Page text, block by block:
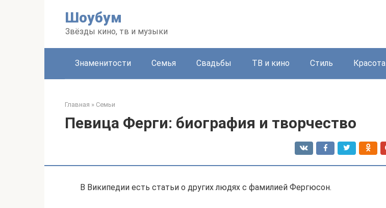
Шоубум
Звёзды кино, тв и музыки
Знаменитости Семья Свадьбы ТВ и кино Стиль Красота
Главная » Семьи
Певица Ферги: биография и творчество
В Википедии есть статьи о других людях с фамилией Фергюсон.